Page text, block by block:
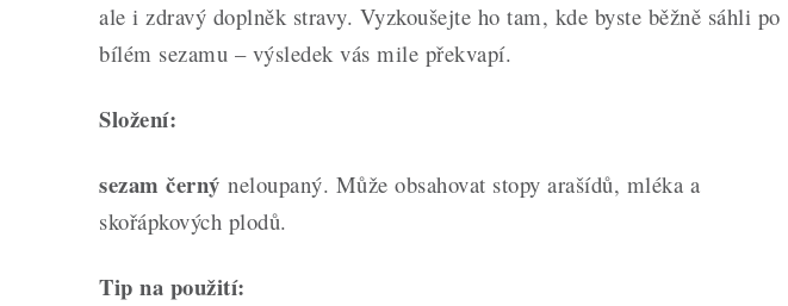
ale i zdravý doplněk stravy. Vyzkoušejte ho tam, kde byste běžně sáhli po
bílém sezamu – výsledek vás mile překvapí.
Složení:
sezam černý neloupaný. Může obsahovat stopy arašídů, mléka a
skořápkových plodů.
Tip na použití: